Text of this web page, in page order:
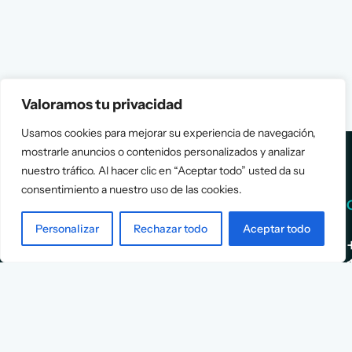
Valoramos tu privacidad
Usamos cookies para mejorar su experiencia de navegación,
mostrarle anuncios o contenidos personalizados y analizar
nuestro tráfico. Al hacer clic en “Aceptar todo” usted da su
consentimiento a nuestro uso de las cookies.
Personalizar Rechazar todo Aceptar todo
Assessment
About Us